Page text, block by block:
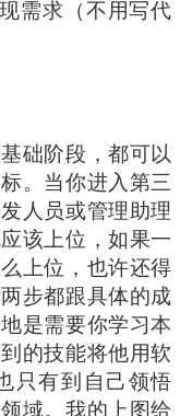
求（不用写代
础阶段，都可以
。当你进入第三
人员或管理助理
该上位，如果一
上位，也许还得
步都跟具体的成
是需要你学习本
的技能将他用软
只有到自己领悟
域。我的上图给